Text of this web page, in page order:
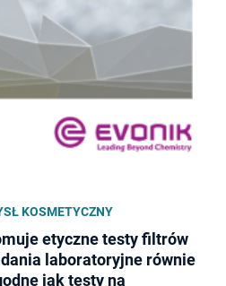
KOSMETYCZNY
etyczne testy filtrów
laboratoryjne równie
jak testy na